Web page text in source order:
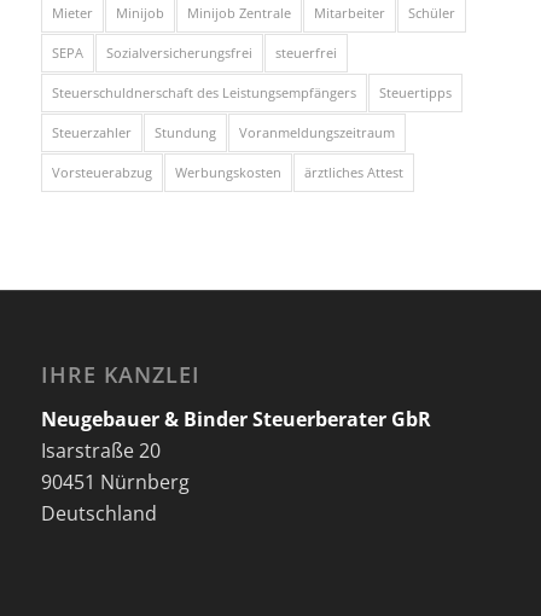
Mieter Minijob Minijob Zentrale Mitarbeiter Schüler
SEPA Sozialversicherungsfrei steuerfrei
Steuerschuldnerschaft des Leistungsempfängers Steuertipps
Steuerzahler Stundung Voranmeldungszeitraum
Vorsteuerabzug Werbungskosten ärztliches Attest
IHRE KANZLEI
Neugebauer & Binder Steuerberater GbR
Isarstraße 20
90451 Nürnberg
Deutschland